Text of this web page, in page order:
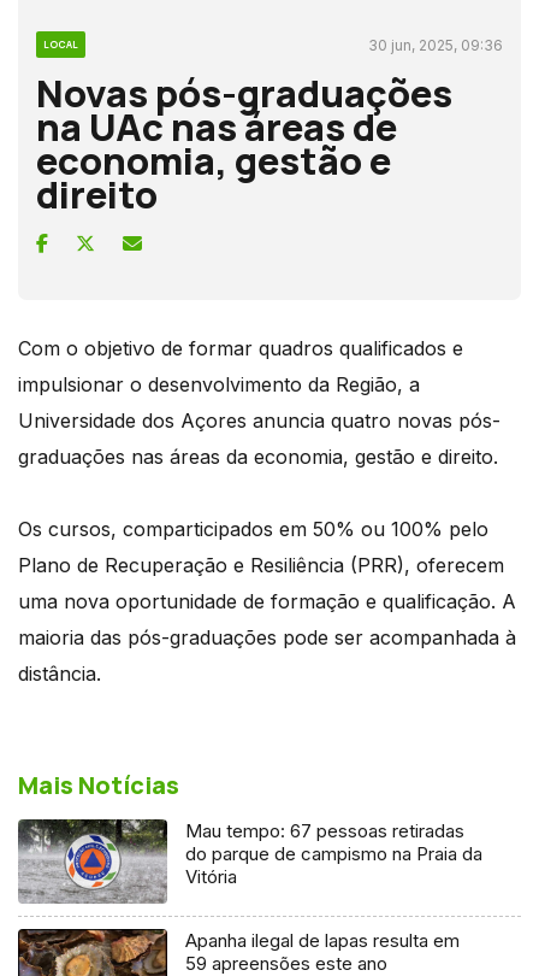
LOCAL 30 jun, 2025, 09:36
Novas pós-graduações
na UAc nas áreas de
economia, gestão e
direito
Com o objetivo de formar quadros qualificados e
impulsionar o desenvolvimento da Região, a
Universidade dos Açores anuncia quatro novas pós-
graduações nas áreas da economia, gestão e direito.
Os cursos, comparticipados em 50% ou 100% pelo
Plano de Recuperação e Resiliência (PRR), oferecem
uma nova oportunidade de formação e qualificação. A
maioria das pós-graduações pode ser acompanhada à
distância.
Mais Notícias
Mau tempo: 67 pessoas retiradas
do parque de campismo na Praia da
Vitória
Apanha ilegal de lapas resulta em
59 apreensões este ano